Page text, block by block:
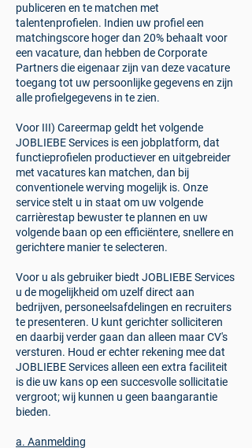
publiceren en te matchen met
talentenprofielen. Indien uw profiel een
matchingscore hoger dan 20% behaalt voor
een vacature, dan hebben de Corporate
Partners die eigenaar zijn van deze vacature
toegang tot uw persoonlijke gegevens en zijn
alle profielgegevens in te zien.
Voor III) Careermap geldt het volgende
​JOBLIEBE Services is een jobplatform, dat
functieprofielen productiever en uitgebreider
met vacatures kan matchen, dan bij
conventionele werving mogelijk is. Onze
service stelt u in staat om uw volgende
carrièrestap bewuster te plannen en uw
volgende baan op een efficiëntere, snellere en
gerichtere manier te selecteren.
Voor u als gebruiker biedt JOBLIEBE Services
u de mogelijkheid om uzelf direct aan
bedrijven, personeelsafdelingen en recruiters
te presenteren. U kunt gerichter solliciteren
en daarbij verder gaan dan alleen maar CV's
versturen. Houd er echter rekening mee dat
JOBLIEBE Services alleen een extra faciliteit
is die uw kans op een succesvolle sollicitatie
vergroot; wij kunnen u geen baangarantie
bieden.
a. Aanmelding